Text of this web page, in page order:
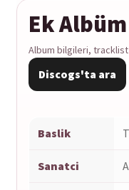
Ek
Album bilgileri,
Discogs'ta ara
Baslik
Sanatci